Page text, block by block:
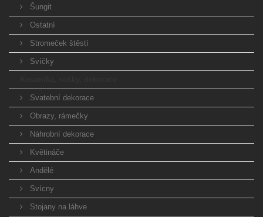
Šungit
Ostatní
Stromeček štěstí
Svíčky
Svatební dekorace
Obrazy, rámečky
Náhrobní dekorace
Květináče
Andělé
Svícny
Stojany na láhve